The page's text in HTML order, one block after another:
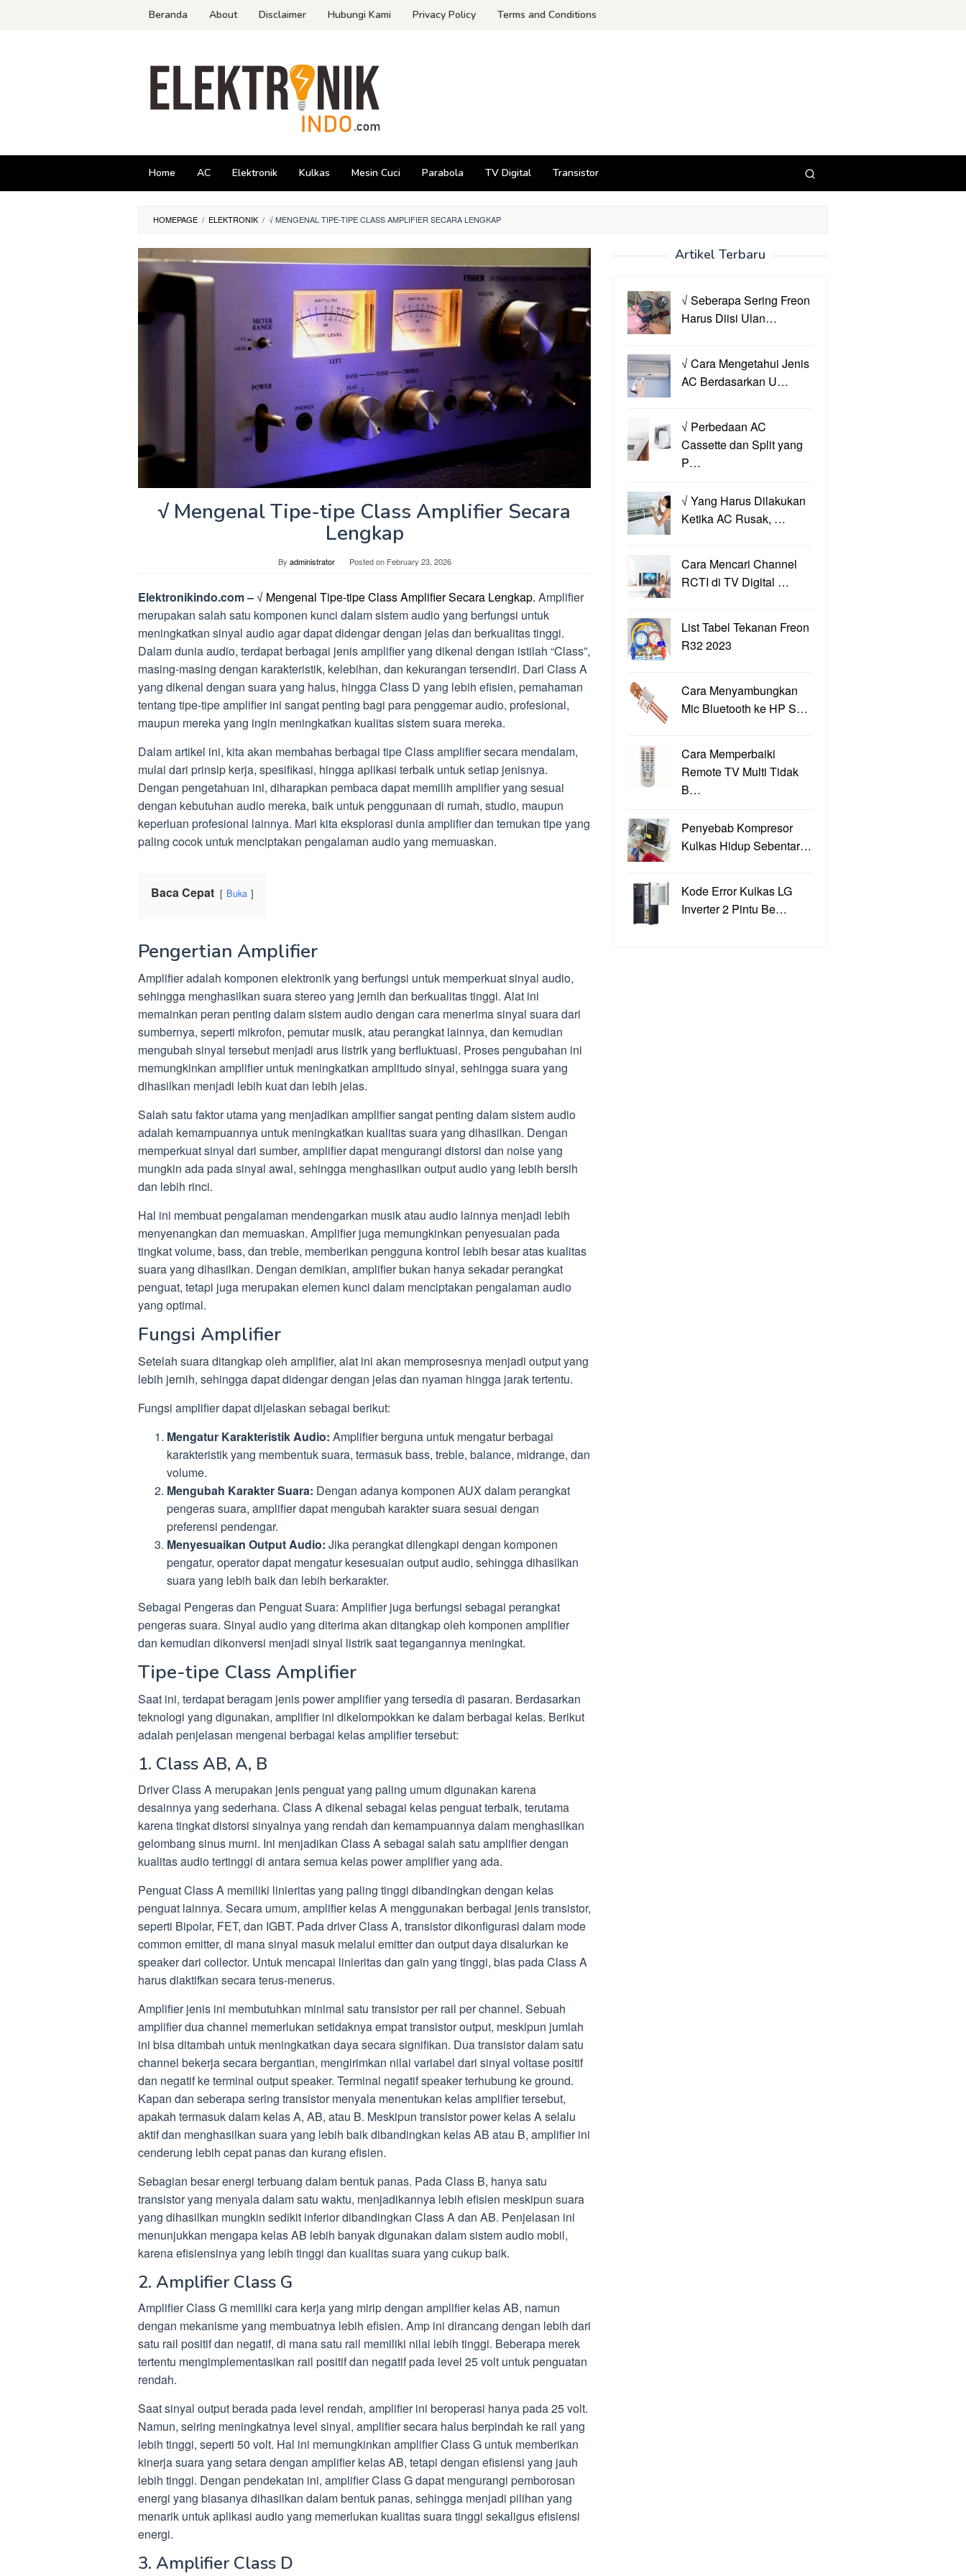
Beranda About Disclaimer Hubungi Kami Privacy Policy Terms and Conditions
Home AC Elektronik Kulkas Mesin Cuci Parabola TV Digital Transistor
HOMEPAGE / ELEKTRONIK / √ MENGENAL TIPE-TIPE CLASS AMPLIFIER SECARA LENGKAP
√ Mengenal Tipe-tipe Class Amplifier Secara
Lengkap
By administrator Posted on February 23, 2026
Elektronikindo.com – √ Mengenal Tipe-tipe Class Amplifier Secara Lengkap. Amplifier
merupakan salah satu komponen kunci dalam sistem audio yang berfungsi untuk
meningkatkan sinyal audio agar dapat didengar dengan jelas dan berkualitas tinggi.
Dalam dunia audio, terdapat berbagai jenis amplifier yang dikenal dengan istilah “Class”,
masing-masing dengan karakteristik, kelebihan, dan kekurangan tersendiri. Dari Class A
yang dikenal dengan suara yang halus, hingga Class D yang lebih efisien, pemahaman
tentang tipe-tipe amplifier ini sangat penting bagi para penggemar audio, profesional,
maupun mereka yang ingin meningkatkan kualitas sistem suara mereka.
Dalam artikel ini, kita akan membahas berbagai tipe Class amplifier secara mendalam,
mulai dari prinsip kerja, spesifikasi, hingga aplikasi terbaik untuk setiap jenisnya.
Dengan pengetahuan ini, diharapkan pembaca dapat memilih amplifier yang sesuai
dengan kebutuhan audio mereka, baik untuk penggunaan di rumah, studio, maupun
keperluan profesional lainnya. Mari kita eksplorasi dunia amplifier dan temukan tipe yang
paling cocok untuk menciptakan pengalaman audio yang memuaskan.
Baca Cepat Buka
Pengertian Amplifier
Amplifier adalah komponen elektronik yang berfungsi untuk memperkuat sinyal audio,
sehingga menghasilkan suara stereo yang jernih dan berkualitas tinggi. Alat ini
memainkan peran penting dalam sistem audio dengan cara menerima sinyal suara dari
sumbernya, seperti mikrofon, pemutar musik, atau perangkat lainnya, dan kemudian
mengubah sinyal tersebut menjadi arus listrik yang berfluktuasi. Proses pengubahan ini
memungkinkan amplifier untuk meningkatkan amplitudo sinyal, sehingga suara yang
dihasilkan menjadi lebih kuat dan lebih jelas.
Salah satu faktor utama yang menjadikan amplifier sangat penting dalam sistem audio
adalah kemampuannya untuk meningkatkan kualitas suara yang dihasilkan. Dengan
memperkuat sinyal dari sumber, amplifier dapat mengurangi distorsi dan noise yang
mungkin ada pada sinyal awal, sehingga menghasilkan output audio yang lebih bersih
dan lebih rinci.
Hal ini membuat pengalaman mendengarkan musik atau audio lainnya menjadi lebih
menyenangkan dan memuaskan. Amplifier juga memungkinkan penyesuaian pada
tingkat volume, bass, dan treble, memberikan pengguna kontrol lebih besar atas kualitas
suara yang dihasilkan. Dengan demikian, amplifier bukan hanya sekadar perangkat
penguat, tetapi juga merupakan elemen kunci dalam menciptakan pengalaman audio
yang optimal.
Fungsi Amplifier
Setelah suara ditangkap oleh amplifier, alat ini akan memprosesnya menjadi output yang
lebih jernih, sehingga dapat didengar dengan jelas dan nyaman hingga jarak tertentu.
Fungsi amplifier dapat dijelaskan sebagai berikut:
Mengatur Karakteristik Audio: Amplifier berguna untuk mengatur berbagai
karakteristik yang membentuk suara, termasuk bass, treble, balance, midrange, dan
volume.
Mengubah Karakter Suara: Dengan adanya komponen AUX dalam perangkat
pengeras suara, amplifier dapat mengubah karakter suara sesuai dengan
preferensi pendengar.
Menyesuaikan Output Audio: Jika perangkat dilengkapi dengan komponen
pengatur, operator dapat mengatur kesesuaian output audio, sehingga dihasilkan
suara yang lebih baik dan lebih berkarakter.
Sebagai Pengeras dan Penguat Suara: Amplifier juga berfungsi sebagai perangkat
pengeras suara. Sinyal audio yang diterima akan ditangkap oleh komponen amplifier
dan kemudian dikonversi menjadi sinyal listrik saat tegangannya meningkat.
Tipe-tipe Class Amplifier
Saat ini, terdapat beragam jenis power amplifier yang tersedia di pasaran. Berdasarkan
teknologi yang digunakan, amplifier ini dikelompokkan ke dalam berbagai kelas. Berikut
adalah penjelasan mengenai berbagai kelas amplifier tersebut:
1. Class AB, A, B
Driver Class A merupakan jenis penguat yang paling umum digunakan karena
desainnya yang sederhana. Class A dikenal sebagai kelas penguat terbaik, terutama
karena tingkat distorsi sinyalnya yang rendah dan kemampuannya dalam menghasilkan
gelombang sinus murni. Ini menjadikan Class A sebagai salah satu amplifier dengan
kualitas audio tertinggi di antara semua kelas power amplifier yang ada.
Penguat Class A memiliki linieritas yang paling tinggi dibandingkan dengan kelas
penguat lainnya. Secara umum, amplifier kelas A menggunakan berbagai jenis transistor,
seperti Bipolar, FET, dan IGBT. Pada driver Class A, transistor dikonfigurasi dalam mode
common emitter, di mana sinyal masuk melalui emitter dan output daya disalurkan ke
speaker dari collector. Untuk mencapai linieritas dan gain yang tinggi, bias pada Class A
harus diaktifkan secara terus-menerus.
Amplifier jenis ini membutuhkan minimal satu transistor per rail per channel. Sebuah
amplifier dua channel memerlukan setidaknya empat transistor output, meskipun jumlah
ini bisa ditambah untuk meningkatkan daya secara signifikan. Dua transistor dalam satu
channel bekerja secara bergantian, mengirimkan nilai variabel dari sinyal voltase positif
dan negatif ke terminal output speaker. Terminal negatif speaker terhubung ke ground.
Kapan dan seberapa sering transistor menyala menentukan kelas amplifier tersebut,
apakah termasuk dalam kelas A, AB, atau B. Meskipun transistor power kelas A selalu
aktif dan menghasilkan suara yang lebih baik dibandingkan kelas AB atau B, amplifier ini
cenderung lebih cepat panas dan kurang efisien.
Sebagian besar energi terbuang dalam bentuk panas. Pada Class B, hanya satu
transistor yang menyala dalam satu waktu, menjadikannya lebih efisien meskipun suara
yang dihasilkan mungkin sedikit inferior dibandingkan Class A dan AB. Penjelasan ini
menunjukkan mengapa kelas AB lebih banyak digunakan dalam sistem audio mobil,
karena efisiensinya yang lebih tinggi dan kualitas suara yang cukup baik.
2. Amplifier Class G
Amplifier Class G memiliki cara kerja yang mirip dengan amplifier kelas AB, namun
dengan mekanisme yang membuatnya lebih efisien. Amp ini dirancang dengan lebih dari
satu rail positif dan negatif, di mana satu rail memiliki nilai lebih tinggi. Beberapa merek
tertentu mengimplementasikan rail positif dan negatif pada level 25 volt untuk penguatan
rendah.
Saat sinyal output berada pada level rendah, amplifier ini beroperasi hanya pada 25 volt.
Namun, seiring meningkatnya level sinyal, amplifier secara halus berpindah ke rail yang
lebih tinggi, seperti 50 volt. Hal ini memungkinkan amplifier Class G untuk memberikan
kinerja suara yang setara dengan amplifier kelas AB, tetapi dengan efisiensi yang jauh
lebih tinggi. Dengan pendekatan ini, amplifier Class G dapat mengurangi pemborosan
energi yang biasanya dihasilkan dalam bentuk panas, sehingga menjadi pilihan yang
menarik untuk aplikasi audio yang memerlukan kualitas suara tinggi sekaligus efisiensi
energi.
3. Amplifier Class D
Artikel Terbaru
√ Seberapa Sering Freon
Harus Diisi Ulan…
√ Cara Mengetahui Jenis
AC Berdasarkan U…
√ Perbedaan AC
Cassette dan Split yang
P…
√ Yang Harus Dilakukan
Ketika AC Rusak, …
Cara Mencari Channel
RCTI di TV Digital …
List Tabel Tekanan Freon
R32 2023
Cara Menyambungkan
Mic Bluetooth ke HP S…
Cara Memperbaiki
Remote TV Multi Tidak
B…
Penyebab Kompresor
Kulkas Hidup Sebentar…
Kode Error Kulkas LG
Inverter 2 Pintu Be…